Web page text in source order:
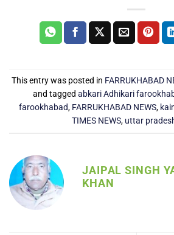
This entry was posted in FARRUKHABAD
and tagged abkari Adhikari
farookhabad, FARRUKHABAD NEWS,
TIMES NEWS, uttar
JAIPAL SINGH
KHAN